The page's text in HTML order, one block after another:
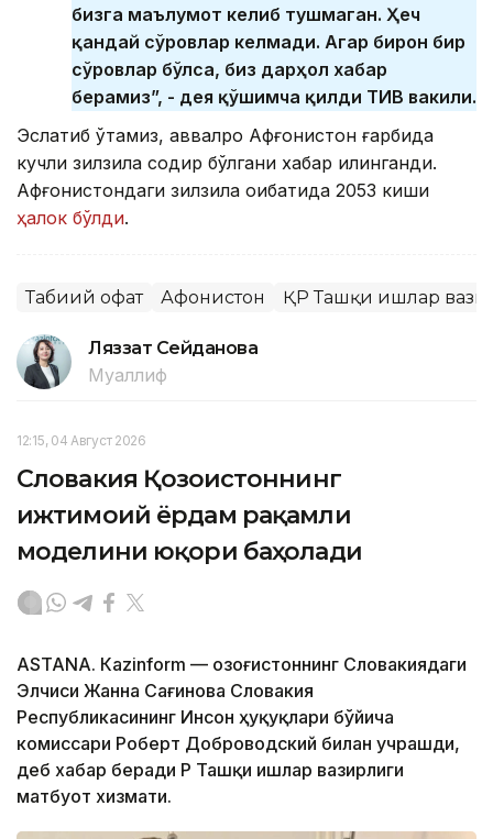
бизга маълумот келиб тушмаган. Ҳеч
қандай сўровлар келмади. Агар бирон бир
сўровлар бўлса, биз дарҳол хабар
берамиз”, - дея қўшимча қилди ТИВ вакили.
Эслатиб ўтамиз, аввалроқ Афғонистон ғарбида
кучли зилзила содир бўлгани хабар қилинганди.
Афғонистондаги зилзила оқибатида 2053 киши
ҳалок бўлди.
Табиий офат Афғонистон ҚР Ташқи ишлар
Ляззат Сейданова
Муаллиф
12:15, 04 Август 2026
Словакия Қозоғистоннинг
ижтимоий ёрдам рақамли
моделини юқори баҳолади
ASTANА. Кazinform — Қозоғистоннинг Словакиядаги
Элчиси Жанна Сағинова Словакия
Республикасининг Инсон ҳуқуқлари бўйича
комиссари Роберт Доброводский билан учрашди,
деб хабар беради ҚР Ташқи ишлар вазирлиги
матбуот хизмати.